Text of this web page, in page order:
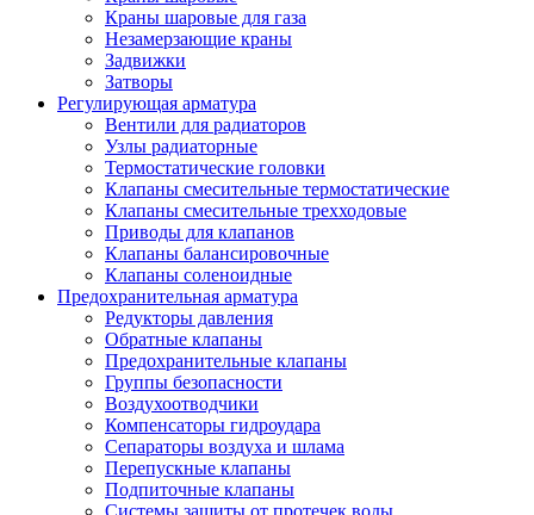
Краны шаровые для газа
Незамерзающие краны
Задвижки
Затворы
Регулирующая арматура
Вентили для радиаторов
Узлы радиаторные
Термостатические головки
Клапаны смесительные термостатические
Клапаны смесительные трехходовые
Приводы для клапанов
Клапаны балансировочные
Клапаны соленоидные
Предохранительная арматура
Редукторы давления
Обратные клапаны
Предохранительные клапаны
Группы безопасности
Воздухоотводчики
Компенсаторы гидроудара
Сепараторы воздуха и шлама
Перепускные клапаны
Подпиточные клапаны
Системы защиты от протечек воды